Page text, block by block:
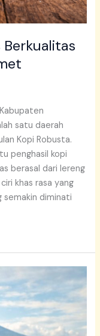
Berkualitas
satu daerah
Kopi Robusta.
penghasil kopi
berasal dari lereng
khas rasa yang
semakin diminati